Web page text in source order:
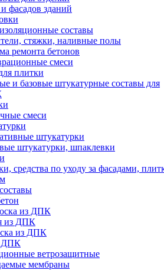
фасадов зданий
составы
стяжки, наливные полы
ремонта бетонов
смеси
плитки
и базовые штукатурные составы для
смеси
штукатурки
штукатурки, шпаклевки
средства по уходу за фасадами,
из ДПК
из ДПК
из ДПК
ДПК
ветрозащитные
мембраны